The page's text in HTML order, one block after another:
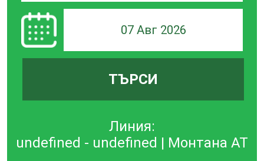
07 Авг 2026
ТЪРСИ
Линия:
undefined - undefined | Монтана АТ